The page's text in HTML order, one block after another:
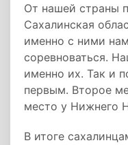
От нашей страны
Сахалинская
именно с ними
соревноваться.
именно их. Так и
первым. Второе
место у Нижнего
В итоге